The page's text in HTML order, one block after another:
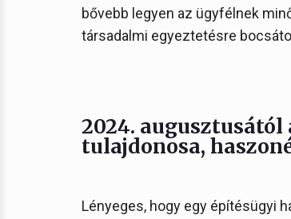
bővebb legyen az ügyfélnek
társadalmi egyeztetésre
2024.
tulajdonosa,
Lényeges, hogy egy építésügyi